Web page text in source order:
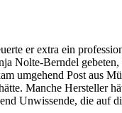
er extra ein
Nolte-Berndel
umgehend Post aus
Manche Hersteller
Unwissende, die auf